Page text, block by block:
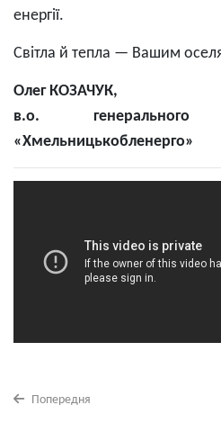
енергії.
Світла й тепла — Вашим
Олег КОЗАЧУК,
в.о.
«Хмельницькобленерго»
Попередня